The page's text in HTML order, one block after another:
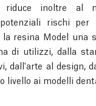
riduce inoltre al
rischi per
la resina Model una
di utilizzi, dalla
dall'arte al design,
livello ai modelli